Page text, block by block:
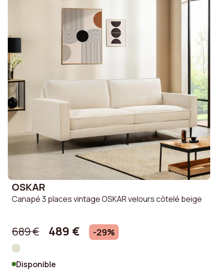
OSKAR
Canapé 3 places vintage OSKAR velours côtelé beige
689 € 489 € -29%
Disponible